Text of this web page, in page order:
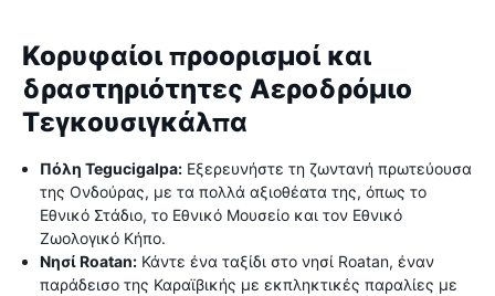
Κορυφαίοι προορισμοί και
δραστηριότητες Αεροδρόμιο
Τεγκουσιγκάλπα
Πόλη Tegucigalpa: Εξερευνήστε τη ζωντανή πρωτεύουσα
της Ονδούρας, με τα πολλά αξιοθέατα της, όπως το
Εθνικό Στάδιο, το Εθνικό Μουσείο και τον Εθνικό
Ζωολογικό Κήπο.
Νησί Roatan: Κάντε ένα ταξίδι στο νησί Roatan, έναν
παράδεισο της Καραϊβικής με εκπληκτικές παραλίες με